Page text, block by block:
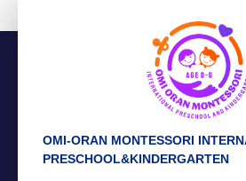
OMI-ORAN MONTESSORI
PRESCHOOL&KINDERGARTEN